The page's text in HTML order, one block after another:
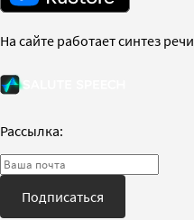
На сайте работает синтез речи
Рассылка:
Подписаться